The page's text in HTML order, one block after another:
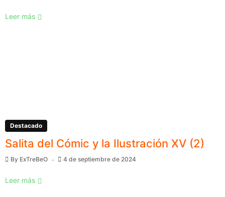
Leer más
Destacado
Salita del Cómic y la Ilustración XV (2)
By ExTreBeO 4 de septiembre de 2024
Leer más